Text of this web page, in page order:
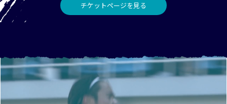
チケットページを見る